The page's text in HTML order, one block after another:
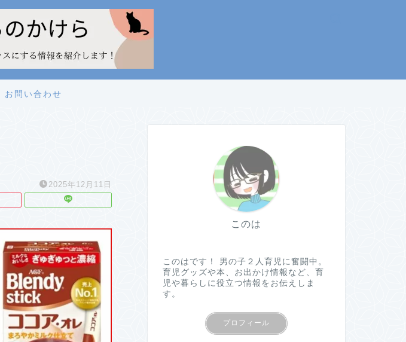
お問い合わせ
2025年12月11日
このは
このはです！ 男の子２人育児に奮闘中。
育児グッズや本、お出かけ情報など、育
児や暮らしに役立つ情報をお伝えしま
す。
プロフィール